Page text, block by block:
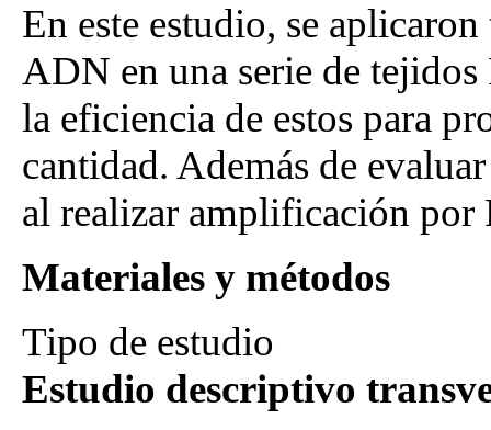
En este estudio, se
ADN en una serie de
la eficiencia de estos para
cantidad. Además de
al realizar amplificación por
Materiales y métodos
Tipo de estudio
Estudio descriptivo